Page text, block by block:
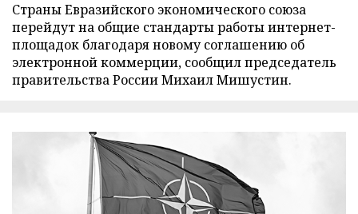
Страны Евразийского экономического союза
перейдут на общие стандарты работы интернет-
площадок благодаря новому соглашению об
электронной коммерции, сообщил председатель
правительства России Михаил Мишустин.